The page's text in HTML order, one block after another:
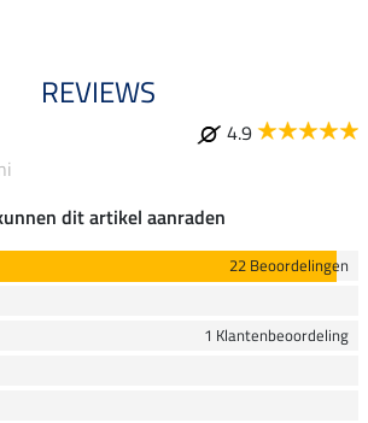
REVIEWS
4.9
dit artikel aanraden
22 Beoordelingen
1 Klantenbeoordeling